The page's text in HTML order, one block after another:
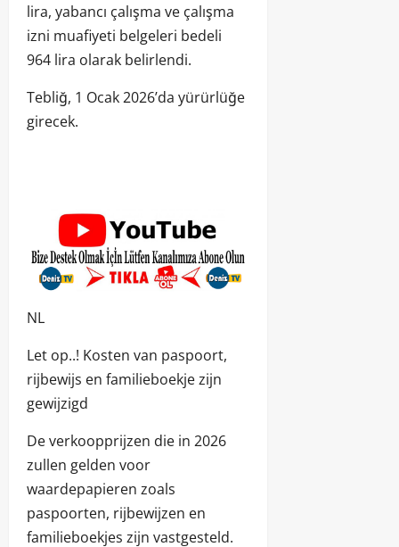
lira, yabancı çalışma ve çalışma
izni muafiyeti belgeleri bedeli
964 lira olarak belirlendi.
Tebliğ, 1 Ocak 2026’da yürürlüğe
girecek.
NL
Let op..! Kosten van paspoort,
rijbewijs en familieboekje zijn
gewijzigd
De verkoopprijzen die in 2026
zullen gelden voor
waardepapieren zoals
paspoorten, rijbewijzen en
familieboekjes zijn vastgesteld.